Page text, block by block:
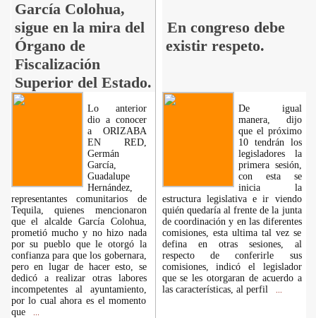
García Colohua,
sigue en la mira del
Órgano de
Fiscalización
Superior del Estado.
En congreso debe
existir respeto.
Lo anterior
dio a conocer
a ORIZABA
EN RED,
Germán
García,
Guadalupe
Hernández,
representantes comunitarios de
Tequila, quienes mencionaron
que el alcalde García Colohua,
prometió mucho y no hizo nada
por su pueblo que le otorgó la
confianza para que los gobernara,
pero en lugar de hacer esto, se
dedicó a realizar otras labores
incompetentes al ayuntamiento,
por lo cual ahora es el momento
que
De igual
manera, dijo
que el próximo
10 tendrán los
legisladores la
primera sesión,
con esta se
inicia la
estructura legislativa e ir viendo
quién quedaría al frente de la junta
de coordinación y en las diferentes
comisiones, esta ultima tal vez se
defina en otras sesiones, al
respecto de conferirle sus
comisiones, indicó el legislador
que se les otorgaran de acuerdo a
las características, al perfil